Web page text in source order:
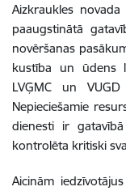
Aizkraukles novada
paaugstinātā
novēršanas
kustība un ūdens
LVĢMC un
Nepieciešamie
dienesti ir
kontrolēta kritiski
Aicinām